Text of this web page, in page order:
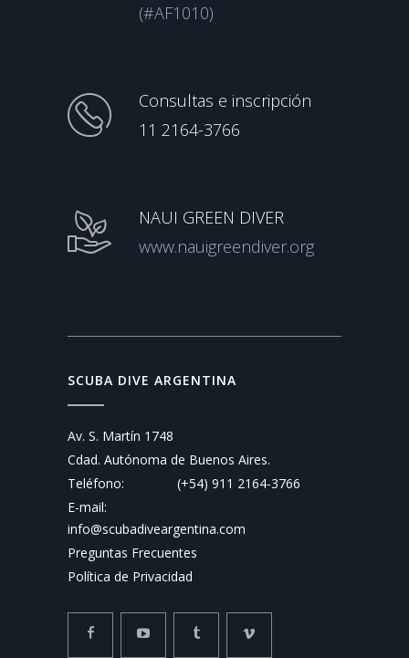
(#AF1010)
Consultas e inscripción
11 2164-3766
NAUI GREEN DIVER
www.nauigreendiver.org
SCUBA DIVE ARGENTINA
Av. S. Martín 1748
Cdad. Autónoma de Buenos Aires.
Teléfono:
(+54) 911 2164-3766
E-mail:
info@scubadiveargentina.com
Preguntas Frecuentes
Política de Privacidad